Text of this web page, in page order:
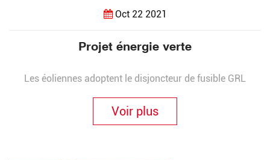
Oct 22 2021
Projet énergie verte
Les éoliennes adoptent le disjoncteur de fusible GRL
Voir plus